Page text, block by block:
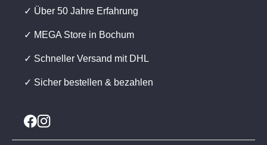
✓ Über 50 Jahre Erfahrung
✓ MEGA Store in Bochum
✓ Schneller Versand mit DHL
✓ Sicher bestellen & bezahlen